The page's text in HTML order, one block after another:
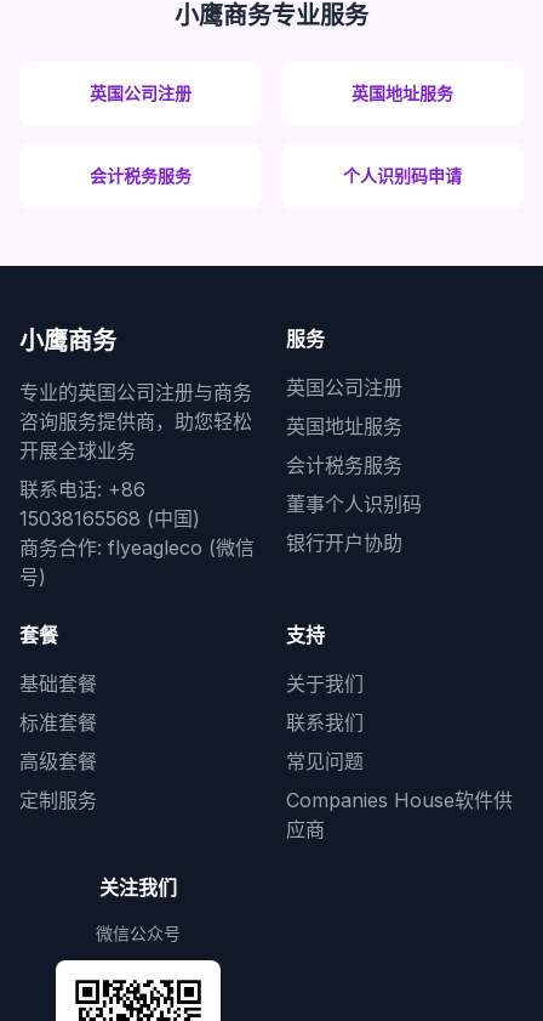
小鹰商务专业服务
英国公司注册 英国地址服务
会计税务服务 个人识别码申请
小鹰商务
专业的英国公司注册与商务
咨询服务提供商，助您轻松
开展全球业务
联系电话: +86
15038165568 (中国)
商务合作: flyeagleco (微信
号)
服务
英国公司注册
英国地址服务
会计税务服务
董事个人识别码
银行开户协助
套餐
基础套餐
标准套餐
高级套餐
定制服务
支持
关于我们
联系我们
常见问题
Companies House软件供
应商
关注我们
微信公众号